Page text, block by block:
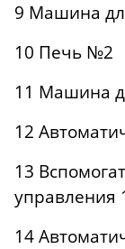
9 Машина
10 Печь №2
11 Машина
12
13
управления
14